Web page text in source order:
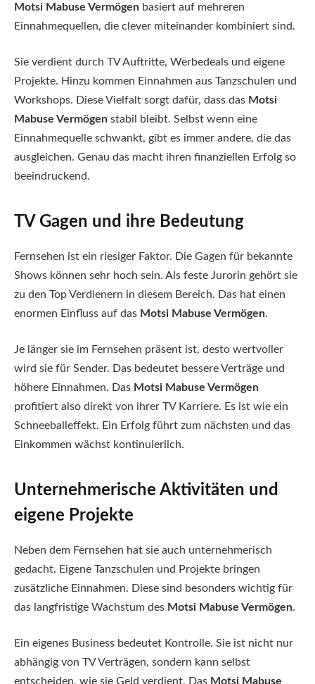
Motsi Mabuse Vermögen basiert auf mehreren
Einnahmequellen, die clever miteinander kombiniert sind.
Sie verdient durch TV Auftritte, Werbedeals und eigene
Projekte. Hinzu kommen Einnahmen aus Tanzschulen und
Workshops. Diese Vielfalt sorgt dafür, dass das Motsi
Mabuse Vermögen stabil bleibt. Selbst wenn eine
Einnahmequelle schwankt, gibt es immer andere, die das
ausgleichen. Genau das macht ihren finanziellen Erfolg so
beeindruckend.
TV Gagen und ihre Bedeutung
Fernsehen ist ein riesiger Faktor. Die Gagen für bekannte
Shows können sehr hoch sein. Als feste Jurorin gehört sie
zu den Top Verdienern in diesem Bereich. Das hat einen
enormen Einfluss auf das Motsi Mabuse Vermögen.
Je länger sie im Fernsehen präsent ist, desto wertvoller
wird sie für Sender. Das bedeutet bessere Verträge und
höhere Einnahmen. Das Motsi Mabuse Vermögen
profitiert also direkt von ihrer TV Karriere. Es ist wie ein
Schneeballeffekt. Ein Erfolg führt zum nächsten und das
Einkommen wächst kontinuierlich.
Unternehmerische Aktivitäten und
eigene Projekte
Neben dem Fernsehen hat sie auch unternehmerisch
gedacht. Eigene Tanzschulen und Projekte bringen
zusätzliche Einnahmen. Diese sind besonders wichtig für
das langfristige Wachstum des Motsi Mabuse Vermögen.
Ein eigenes Business bedeutet Kontrolle. Sie ist nicht nur
abhängig von TV Verträgen, sondern kann selbst
entscheiden, wie sie Geld verdient. Das Motsi Mabuse